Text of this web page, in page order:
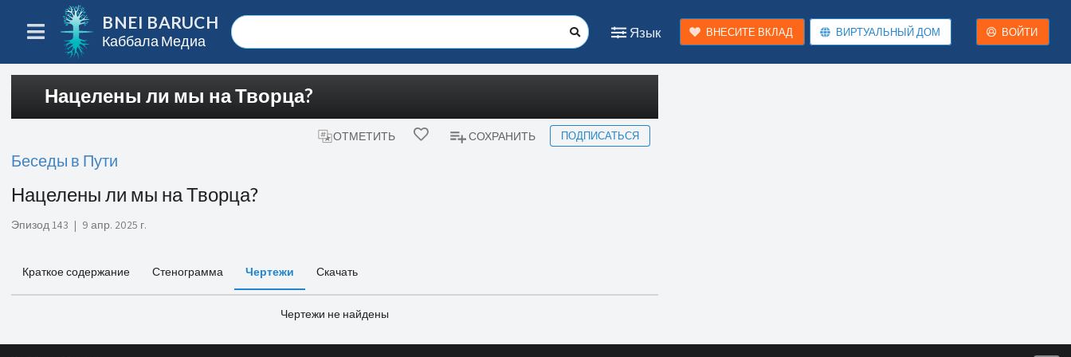
BNEI BARUCH
Каббала Медиа
Язык ВНЕСИТЕ ВКЛАД ВИРТУАЛЬНЫЙ ДОМ ВОЙТИ
Нацелены ли мы на Творца?
ОТМЕТИТЬ СОХРАНИТЬ ПОДПИСАТЬСЯ
Беседы в Пути
Нацелены ли мы на Творца?
Эпизод 143 | 9 апр. 2025 г.
Краткое содержание Стенограмма Чертежи Скачать
Чертежи не найдены